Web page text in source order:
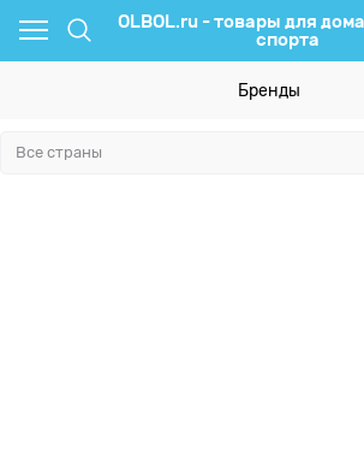
OLBOL.ru - товары для
спорта
Бренды